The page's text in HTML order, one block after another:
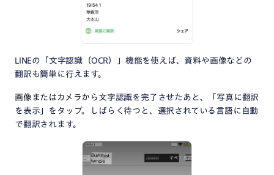
LINEの「文字認識（OCR）」機能を使えば、資料や画像などの
翻訳も簡単に行えます。
画像またはカメラから 文字認識を完了させたあと、「写真に翻訳
を表示」をタップ。しばらく待つと、選択されている言語に自動
で翻訳されます。